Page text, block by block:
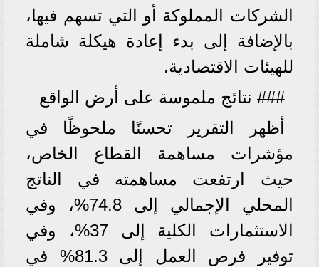
الشركات المملوكة أو التي تسهم فيها،
بالإضافة إلى بدء إعادة هيكلة شاملة
للهيئات الاقتصادية.
### نتائج ملموسة على أرض الواقع
أظهر التقرير تحسنًا ملحوظًا في
مؤشرات مساهمة القطاع الخاص،
حيث ارتفعت مساهمته في الناتج
المحلي الإجمالي إلى 74.8%، وفي
الاستثمارات الكلية إلى 37%، وفي
توفير فرص العمل إلى 81.3% في